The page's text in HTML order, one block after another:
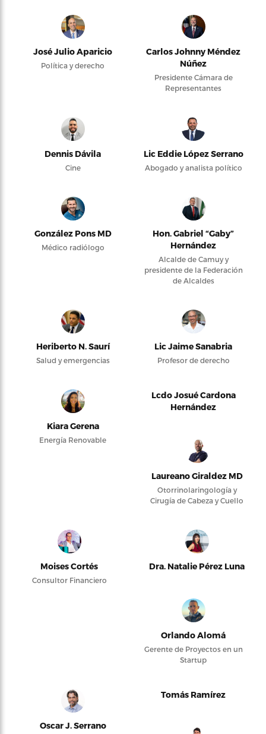
José Julio Aparicio
Política y derecho
Carlos Johnny Méndez
Núñez
Presidente Cámara de
Representantes
Dennis Dávila
Cine
Lic Eddie López Serrano
Abogado y analista político
González Pons MD
Médico radiólogo
Hon. Gabriel “Gaby”
Hernández
Alcalde de Camuy y
presidente de la Federación
de Alcaldes
Heriberto N. Saurí
Salud y emergencias
Lic Jaime Sanabria
Profesor de derecho
Kiara Gerena
Energía Renovable
Lcdo Josué Cardona
Hernández
Laureano Giraldez MD
Otorrinolaringología y
Cirugía de Cabeza y Cuello
Moises Cortés
Consultor Financiero
Dra. Natalie Pérez Luna
Orlando Alomá
Gerente de Proyectos en un
Startup
Oscar J. Serrano
Tomás Ramírez